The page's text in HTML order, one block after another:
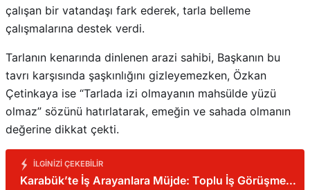
çalışan bir vatandaşı fark ederek, tarla belleme
çalışmalarına destek verdi.
Tarlanın kenarında dinlenen arazi sahibi, Başkanın bu
tavrı karşısında şaşkınlığını gizleyemezken, Özkan
Çetinkaya ise “Tarlada izi olmayanın mahsülde yüzü
olmaz” sözünü hatırlatarak, emeğin ve sahada olmanın
değerine dikkat çekti.
İLGINIZI ÇEKEBILIR
Karabük’te İş Arayanlara Müjde: Toplu İş Görüşmesi